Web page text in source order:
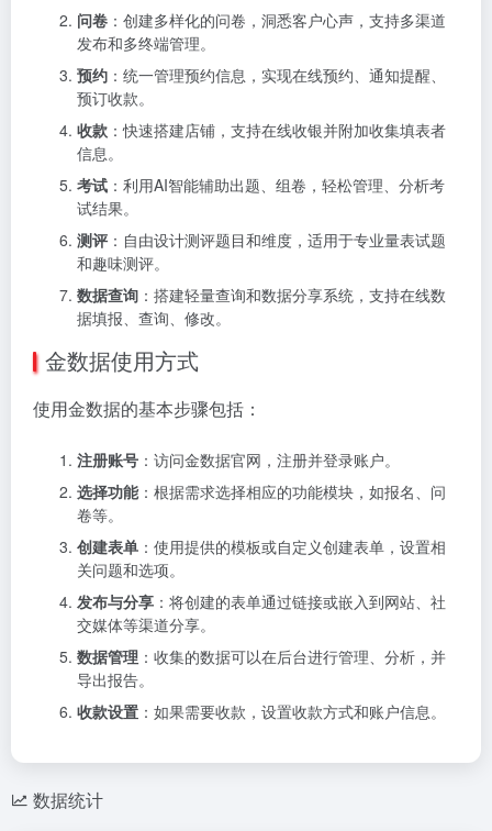
问卷 ：创建多样化的问卷，洞悉客户心声，支持多渠道
发布和多终端管理。
预约 ：统一管理预约信息，实现在线预约、通知提醒、
预订收款。
收款 ：快速搭建店铺，支持在线收银并附加收集填表者
信息。
考试 ：利用AI智能辅助出题、组卷，轻松管理、分析考
试结果。
测评 ：自由设计测评题目和维度，适用于专业量表试题
和趣味测评。
数据查询 ：搭建轻量查询和数据分享系统，支持在线数
据填报、查询、修改。
金数据使用方式
使用金数据的基本步骤包括：
注册账号 ：访问金数据官网，注册并登录账户。
选择功能：根据需求选择相应的功能模块，如报名、问
卷等。
创建表单 ：使用提供的模板或自定义创建表单，设置相
关问题和选项。
发布与分享 ：将创建的表单通过链接或嵌入到网站、社
交媒体等渠道分享。
数据管理 ：收集的数据可以在后台进行管理、分析，并
导出报告。
收款设置 ：如果需要收款，设置收款方式和账户信息。
数据统计